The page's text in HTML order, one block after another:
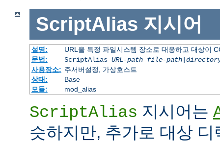
ScriptAlias 지시어
설명:
URL을 특정 파일시스템 장소로 대응하고 대상이
문법:
ScriptAlias URL-path file-path|
사용장소: 주서버설정, 가상호스트
상태:
Base
모듈:
mod_alias
ScriptAlias 지시어는
슷하지만, 추가로 대상